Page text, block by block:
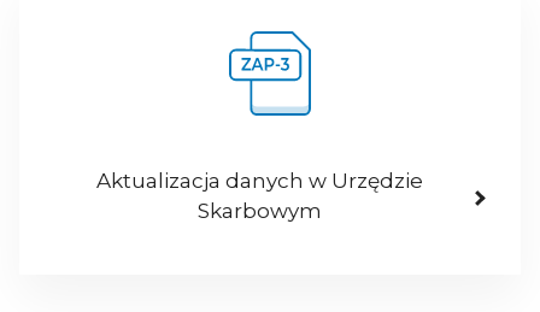
Aktualizacja danych w Urzędzie
Skarbowym